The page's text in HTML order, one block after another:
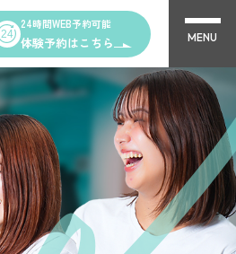
24時間WEB予約可能
体験予約はこちら MENU
Highness
& Hercules
SHOP